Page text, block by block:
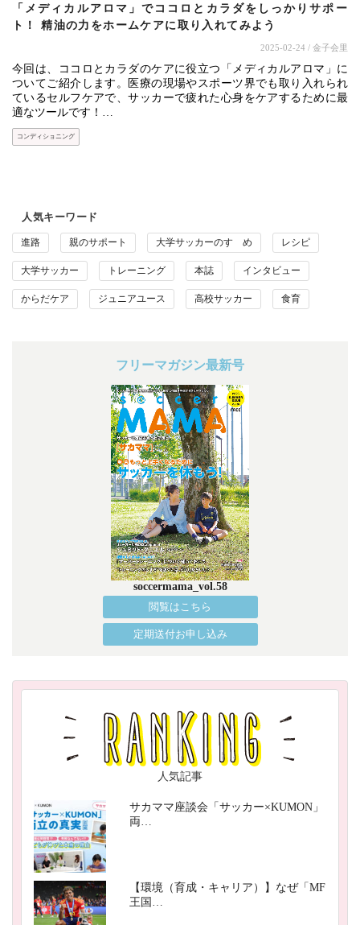
「メディカルアロマ」でココロとカラダをしっかりサポー
ト！ 精油の力をホームケアに取り入れてみよう
2025-02-24 / 金子会里
今回は、ココロとカラダのケアに役立つ「メディカルアロマ」に
ついてご紹介します。医療の現場やスポーツ界でも取り入れられ
ているセルフケアで、サッカーで疲れた心身をケアするために最
適なツールです！…
コンディショニング
人気キーワード
進路 親のサポート 大学サッカーのすゝめ レシピ
大学サッカー トレーニング 本誌 インタビュー
からだケア ジュニアユース 高校サッカー 食育
フリーマガジン最新号
soccermama_vol.58
閲覧はこちら
定期送付お申し込み
人気記事
サカママ座談会「サッカー×KUMON」
両…
【環境（育成・キャリア）】なぜ「MF
王国…